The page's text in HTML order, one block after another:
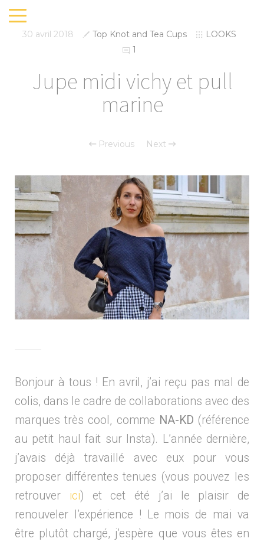
30 avril 2018 Top Knot and Tea Cups
LOOKS
1
Jupe midi vichy et pull
marine
Previous Next
Bonjour à tous ! En avril, j’ai reçu pas mal de
colis, dans le cadre de collaborations avec des
marques très cool, comme NA-KD (référence
au petit haul fait sur Insta). L’année dernière,
j’avais déjà travaillé avec eux pour vous
proposer différentes tenues (vous pouvez les
retrouver ici) et cet été j’ai le plaisir de
renouveler l’expérience ! Le mois de mai va
être plutôt chargé, j’espère que vous êtes en